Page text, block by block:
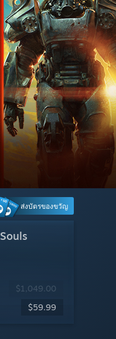
ส่งบัตรของขวัญ
$1,049.00
$59.99
เล่นฟรี
$59.99$17.99
เล่นฟรี
เล่นฟรี
850)
เล่นฟรี
$19.99
Breakpoint
455)
$59.99$2.99
$49.99
$29.99
เล่นฟรี